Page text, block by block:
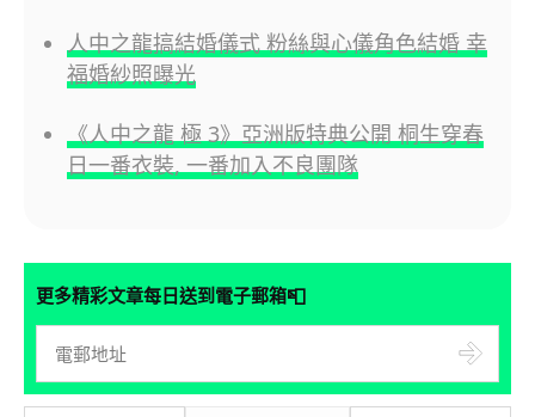
人中之龍搞結婚儀式 粉絲與心儀角色結婚 幸
福婚紗照曝光
《人中之龍 極 3》亞洲版特典公開 桐生穿春
日一番衣裝, 一番加入不良團隊
更多精彩文章每日送到電子郵箱📮